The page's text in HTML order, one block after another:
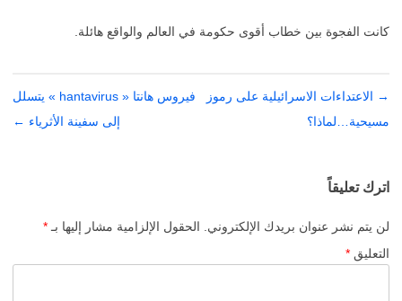
كانت الفجوة بين خطاب أقوى حكومة في العالم والواقع هائلة.
تصفّح
المقالات
→ الاعتداءات الاسرائيلية على رموز
مسيحية…لماذا؟
فيروس هانتا « hantavirus » يتسلل
إلى سفينة الأثرياء ←
اترك تعليقاً
لن يتم نشر عنوان بريدك الإلكتروني. الحقول الإلزامية مشار إليها بـ *
التعليق *